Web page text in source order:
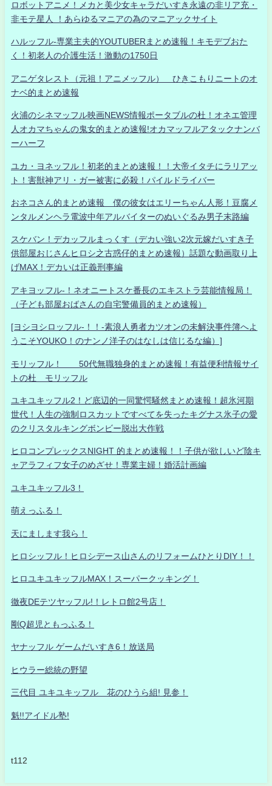
ロボットアニメ！メカと美少女キャラだいすき永遠の非リア充・
非モテ星人 ！あらゆるマニアの為のマニアックサイト
ハルッフル-専業主夫的YOUTUBERまとめ速報！キモデブおた
く！初老人の介護生活！激動の1750日
アニゲタレスト（元祖！アニメッフル） ひきこもりニートのオ
ナベ的まとめ速報
火浦のシネマッフル映画NEWS情報ポータブルの杜！オネエ管理
人オカマちゃんの鬼女的まとめ速報!オカマッフルアタックナンバ
ーハーフ
ユカ・ヨネッフル！初老的まとめ速報！！大帝イタチにラリアッ
ト！害獣神アリ・ガー被害に必殺！パイルドライバー
おネコさん的まとめ速報 僕の彼女はエリーちゃん人形！豆腐メ
ンタルメンヘラ電波中年アルバイターのぬいぐるみ男子末路編
スケバン！デカッフルまっくす（デカい強い2次元嫁だいすき子
供部屋おじさんヒロシ之古惑仔的まとめ速報）話題な動画取り上
げMAX！デカいは正義刑事編
アキヨッフル-！ネオニートスケ番長のエキストラ芸能情報局！
（子ども部屋おばさんの自宅警備員的まとめ速報）
[ヨシヨシロッフル-！！-素浪人勇者カツオンの未解決事件簿へよ
うこそYOUKO！のナンノ洋子のはなしは信じるな編）]
モリッフル！ 50代無職独身的まとめ速報！有益便利情報サイ
トの杜 モリッフル
ユキユキッフル2！ど底辺的一同驚愕騒然まとめ速報！超氷河期
世代！人生の強制ロスカットですべてを失ったキグナス氷子の愛
のクリスタルキングボンビー脱出大作戦
ヒロコンプレックスNIGHT 的まとめ速報！！子供が欲しいど陰キ
ャアラフィフ女子のめざせ！専業主婦！婚活計画編
ユキユキッフル3！
萌えっふる！
天にまします我ら！
ヒロシッフル！ヒロシデース山さんのリフォームひとりDIY！！
ヒロユキユキッフルMAX！スーパークッキング！
徹夜DEテツヤッフル!！レトロ館2号店！
剛Q超児ともっふる！
ヤナッフル ゲームだいすき6！放送局
ヒウラー総統の野望
三代目 ユキユキッフル 花のひうら組! 見参！
魁!!アイドル塾!
t112